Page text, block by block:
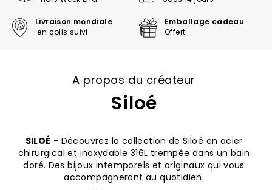
Livraison mondiale
en colis suivi
Emballage cadeau
Offert
A propos du créateur
Siloé
SILOÉ - Découvrez la collection de Siloé en acier
chirurgical et inoxydable 316L trempée dans un bain
doré. Des bijoux intemporels et originaux qui vous
accompagneront au quotidien.